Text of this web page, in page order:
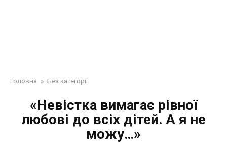
Головна » Без категорії
«Невістка вимагає рівної
любові до всіх дітей. А я не
можу…»